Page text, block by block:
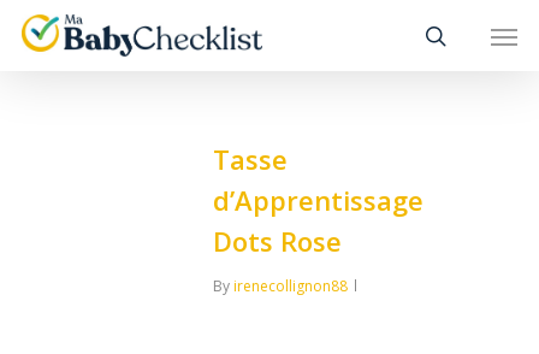
Skip
Tasse
d’Apprentissage
Dots Rose
Byirenecollignon88